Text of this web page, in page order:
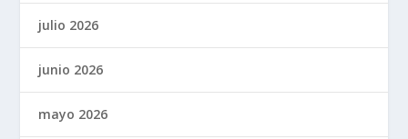
julio 2026
junio 2026
mayo 2026